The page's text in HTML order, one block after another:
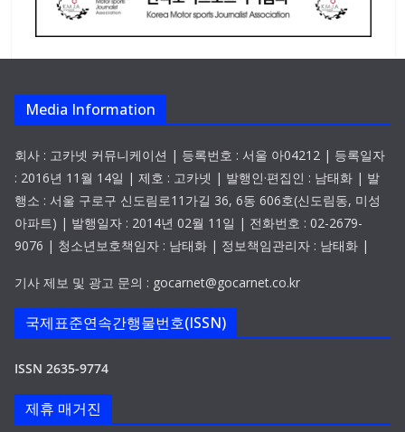
Media Information
회사 : 고카넷 커뮤니케이션 | 등록번호 : 서울 아04212 | 등록일자
: 2016년 11월 14일 | 제호 : 고카넷 | 발행인·편집인 : 남태화 | 발
행소 : 서울 구로구 신도림로11가길 36, 6동 606호(신도림동, 미성
아파트) | 발행일자 : 2014년 02월 11일 | 전화번호 : 02-2679-
9076 | 청소년보호책임자 : 남태화 | 정보책임관리자 : 남태화 |
기사 제보 및 광고 문의 : gocarnet@gocarnet.co.kr
국제표준연속간행물번호(ISSN)
ISSN 2635-9774
제휴 매거진